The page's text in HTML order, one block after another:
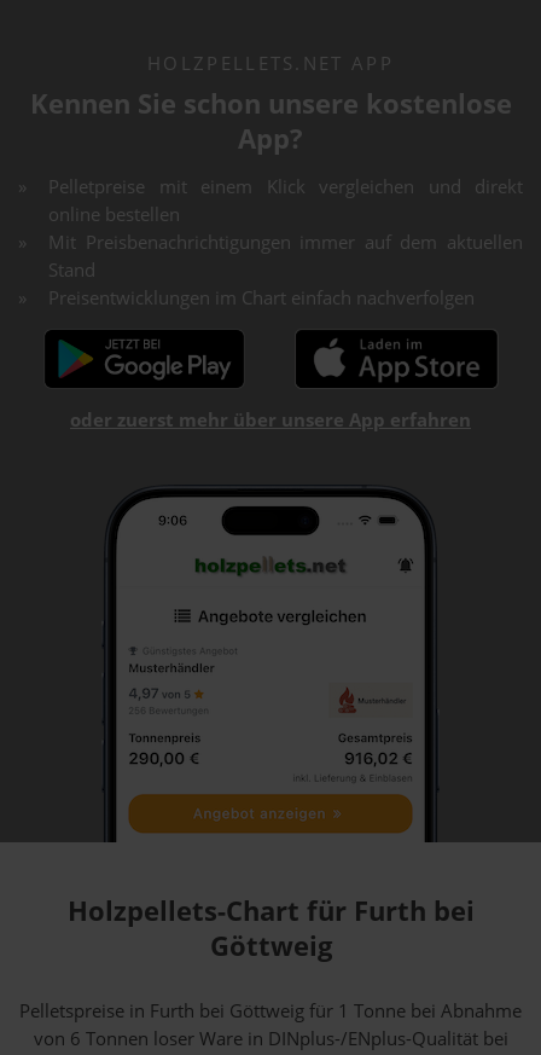
HOLZPELLETS.NET APP
Kennen Sie schon unsere kostenlose
App?
Pelletpreise mit einem Klick vergleichen und direkt
online bestellen
Mit Preisbenachrichtigungen immer auf dem aktuellen
Stand
Preisentwicklungen im Chart einfach nachverfolgen
oder zuerst mehr über unsere App erfahren
Holzpellets-Chart für Furth bei
Göttweig
Pelletspreise in Furth bei Göttweig für 1 Tonne bei Abnahme
von 6 Tonnen loser Warein DINplus-/ENplus-Qualität bei